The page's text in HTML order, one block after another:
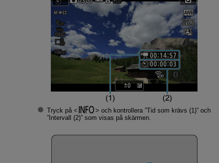
Tryck på
och kontrollera ”Tid som krävs (1)” och
”Intervall (2)” som visas på skärmen.